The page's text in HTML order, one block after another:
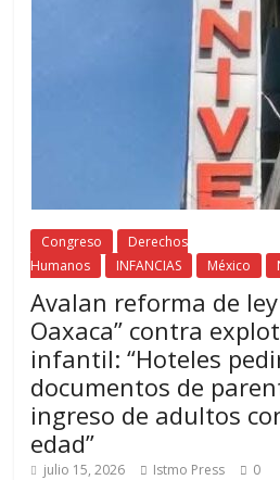
Congreso
Derechos
Humanos
INFANCIAS México
Avalan reforma de
Oaxaca” contra
infantil: “Hoteles
documentos de
ingreso de adultos
edad”
julio 15, 2026 Istmo Press 0